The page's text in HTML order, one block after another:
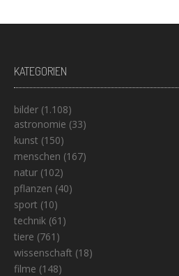
KATEGORIEN
bilder (1.108)
astronomie (33)
kunst (150)
menschen (167)
natur (102)
pflanzen (40)
sport (10)
technik (61)
tiere (761)
wissenschaft (18)
filme (148)